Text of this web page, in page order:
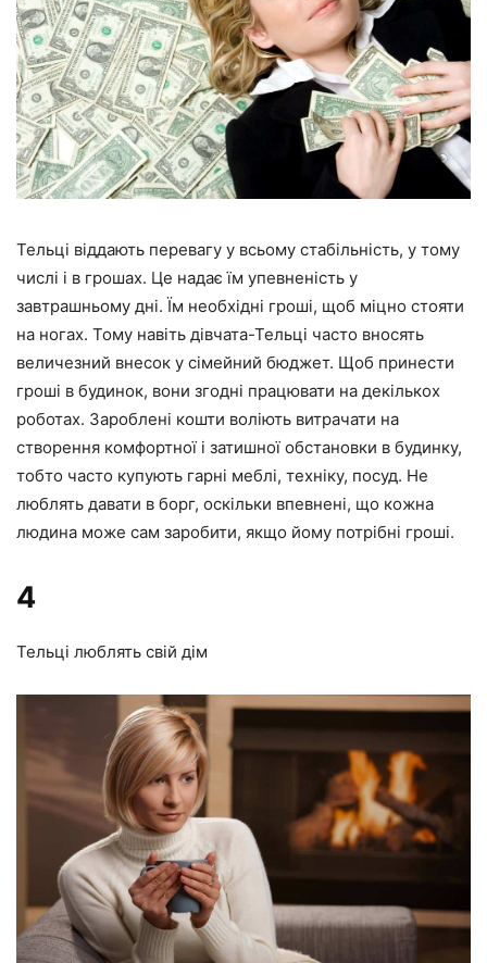
Тельці віддають перевагу у всьому стабільність, у тому
числі і в грошах. Це надає їм упевненість у
завтрашньому дні. Їм необхідні гроші, щоб міцно стояти
на ногах. Тому навіть дівчата-Тельці часто вносять
величезний внесок у сімейний бюджет. Щоб принести
гроші в будинок, вони згодні працювати на декількох
роботах. Зароблені кошти воліють витрачати на
створення комфортної і затишної обстановки в будинку,
тобто часто купують гарні меблі, техніку, посуд. Не
люблять давати в борг, оскільки впевнені, що кожна
людина може сам заробити, якщо йому потрібні гроші.
4
Тельці люблять свій дім